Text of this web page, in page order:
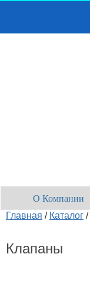
О Компании
Главная / Каталог /
Клапаны